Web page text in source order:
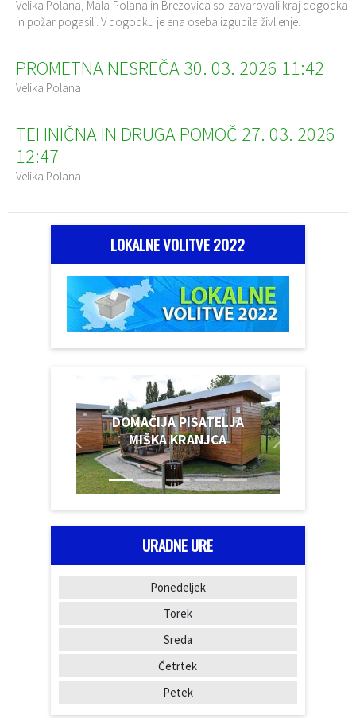
Velika Polana, Mala Polana in Brezovica so zavarovali kraj dogodka
in požar pogasili. V dogodku je ena oseba izgubila življenje.
PROMETNA NESREČA 30. 03. 2026 11:42
Velika Polana
TEHNIČNA IN DRUGA POMOČ 27. 03. 2026
12:47
Velika Polana
LOKALNE VOLITVE 2022
DOMAČIJA PISATELJA
MIŠKA KRANJCA
URADNE URE
Ponedeljek
Torek
Sreda
Četrtek
Petek